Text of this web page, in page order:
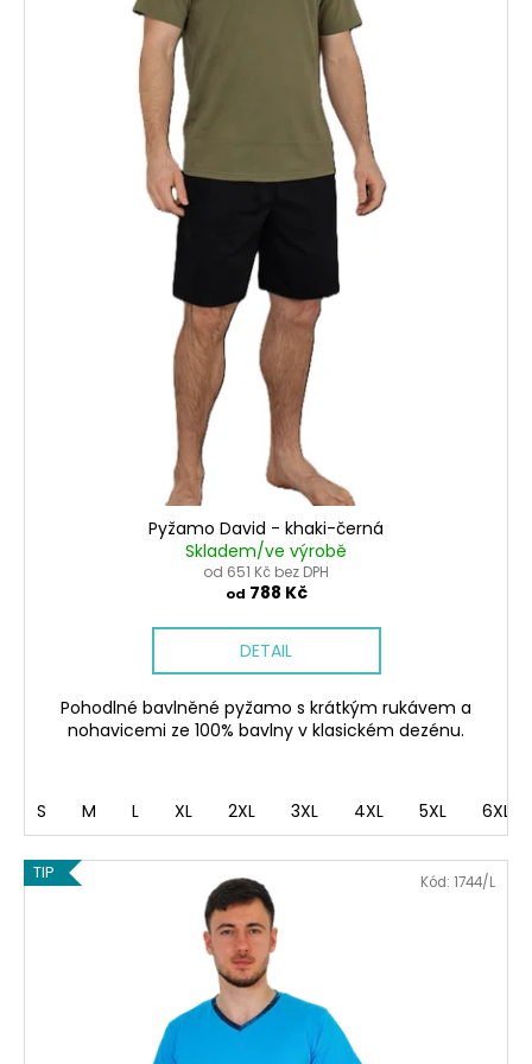
Pyžamo David - khaki-černá
Skladem/ve výrobě
od 651 Kč bez DPH
od 788 Kč
DETAIL
Pohodlné bavlněné pyžamo s krátkým rukávem a
nohavicemi ze 100% bavlny v klasickém dezénu.
S M L XL 2XL 3XL 4XL 5XL 6XL
TIP Kód: 1744/L